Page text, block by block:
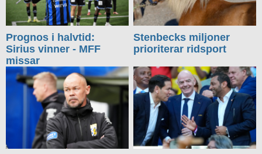
Prognos i halvtid:
Sirius vinner - MFF
missar
Stenbecks miljoner
prioriterar ridsport